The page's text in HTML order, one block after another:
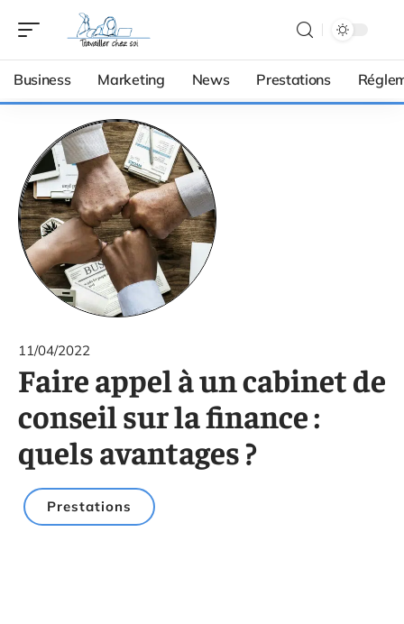
Business Marketing News Prestations
11/04/2022
Faire appel à un cabinet de
conseil sur la finance :
quels avantages ?
Prestations